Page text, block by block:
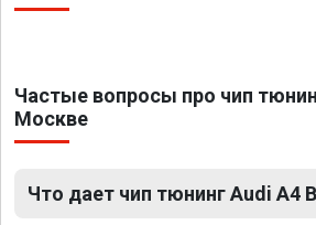
Частые вопросы про чип
Москве
Что дает чип тюнинг Audi A4